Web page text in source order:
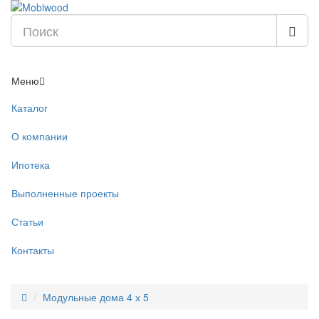
Меню
Каталог
О компании
Ипотека
Выполненные проекты
Статьи
Контакты
Модульные дома 4 х 5